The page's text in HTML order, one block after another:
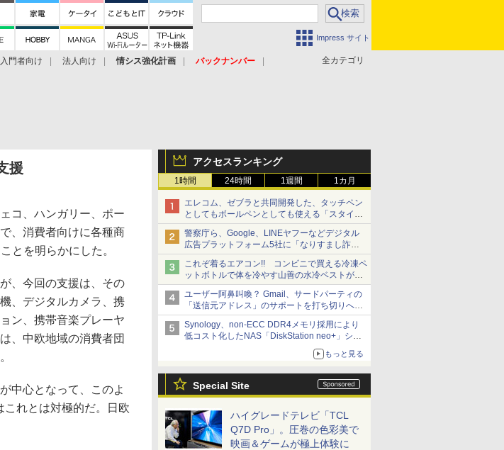
Impress サイト
全カテゴリ
門者向け 法人向け 情シス強化計画
バックナンバー
アクセスランキング
1時間 24時間 1週間 1カ月
エレコム、ゼブラと共同開発した、タッチペン
としてもボールペンとしても使える「スタイラ
スツーウェイ」発売 iPadにも紙にも、持ち替
えずに書き込める
警察庁ら、Google、LINEヤフーなどデジタル
広告プラットフォーム5社に「なりすまし詐欺
広告」対策強化を要請 著名人の写真や映像を
使った投資詐欺などへの対策として
これぞ着るエアコン!! コンビニで買える冷凍ペ
ットボトルで体を冷やす山善の水冷ベストがロ
ードバイクにちょうどいい【ぼっち・ざ・ろー
ど！その14】【空いた時間でなにしてる？】
ユーザー阿鼻叫喚？ Gmail、サードパーティの
「送信元アドレス」のサポートを打ち切りへ
【やじうまWatch】
Synology、non-ECC DDR4メモリ採用により
低コスト化したNAS「DiskStation neo+」シリ
ーズ 予算を抑えて導入でき、ECCメモリへの
もっと見る
Special Site
ハイグレードテレビ「TCL
Q7D Pro」。圧巻の色彩美で
映画＆ゲームが極上体験に
援
コ、ハンガリー、ポー
、消費者向けに各種商
とを明らかにした。
、今回の支援は、その
、デジタルカメラ、携
ン、携帯音楽プレーヤ
、中欧地域の消費者団
中心となって、このよ
これとは対極的だ。日欧